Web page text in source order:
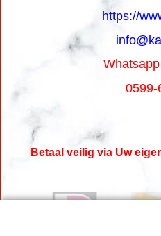
https://
Whatsapp
0599-
Betaal veilig via Uw